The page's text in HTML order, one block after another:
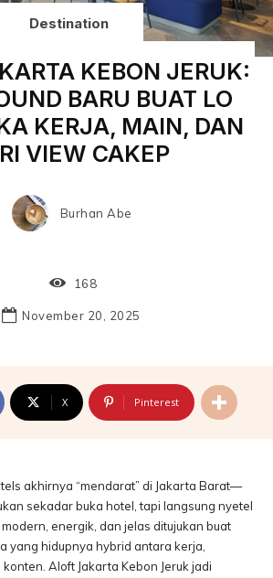
Destination
KEBON JERUK:
BARU BUAT LO
KERJA, MAIN, DAN
VIEW CAKEP
Burhan Abe
168
November 20, 2025
X Pinterest
akhirnya “mendarat” di Jakarta Barat—
sekadar buka hotel, tapi langsung nyetel
energik, dan jelas ditujukan buat
yang hidupnya hybrid antara kerja,
Aloft Jakarta Kebon Jeruk jadi